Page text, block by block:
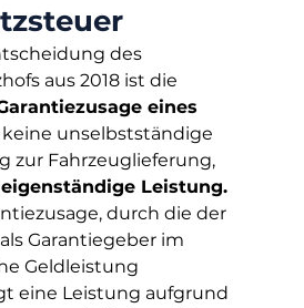
des
aus 2018 ist die
eines
keine unselbstständige
zur Fahrzeuglieferung,
Leistung.
durch die der
Garantiegeber im
Geldleistung
eine Leistung aufgrund